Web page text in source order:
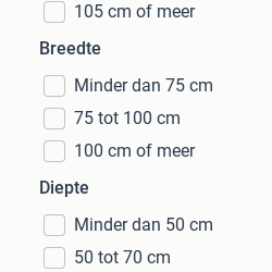
105 cm of meer
Breedte
Minder dan 75 cm
75 tot 100 cm
100 cm of meer
Diepte
Minder dan 50 cm
50 tot 70 cm